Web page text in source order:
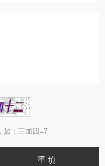
如：三加四=7